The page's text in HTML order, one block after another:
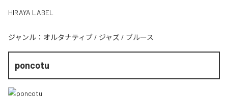
HIRAYA LABEL
ジャンル： オルタナティブ / ジャズ / ブルース
poncotu